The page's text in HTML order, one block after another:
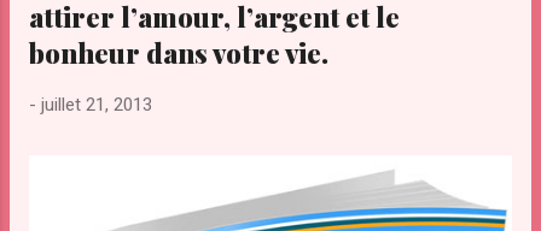
attirer l’amour, l’argent et le
bonheur dans votre vie.
- juillet 21, 2013